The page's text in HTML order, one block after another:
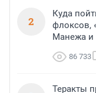
2
Куда
флоксов,
Манежа и
86 733
Теракты